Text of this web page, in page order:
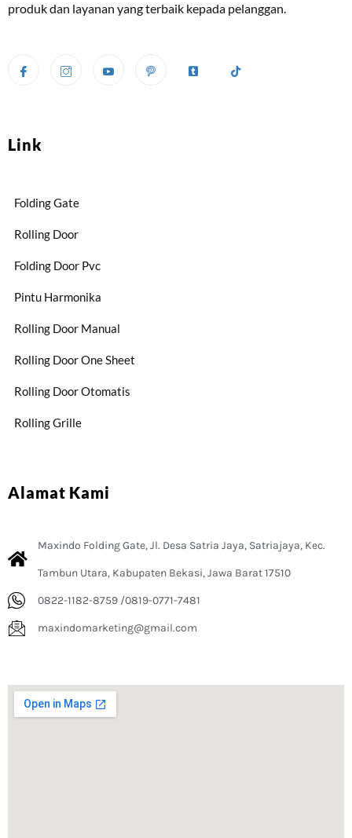
produk dan layanan yang terbaik kepada pelanggan.
Link
Folding Gate
Rolling Door
Folding Door Pvc
Pintu Harmonika
Rolling Door Manual
Rolling Door One Sheet
Rolling Door Otomatis
Rolling Grille
Alamat Kami
Maxindo Folding Gate, Jl. Desa Satria Jaya, Satriajaya, Kec.
Tambun Utara, Kabupaten Bekasi, Jawa Barat 17510
0822-1182-8759 /0819-0771-7481
maxindomarketing@gmail.com